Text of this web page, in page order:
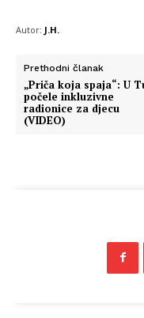
Autor: J.H.
Prethodni članak
„Priča koja spaja“: U
počele inkluzivne
radionice za djecu
(VIDEO)